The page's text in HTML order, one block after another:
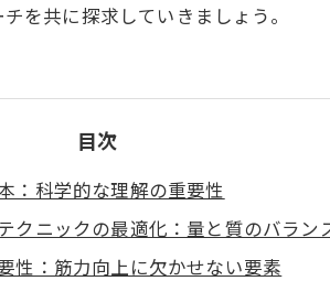
を共に探求していきましょう。
目次
：科学的な理解の重要性
クニックの最適化：量と質のバラン
性：筋力向上に欠かせない要素